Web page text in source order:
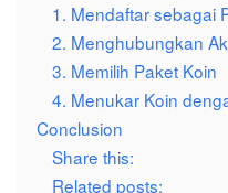
1. Mendaftar sebagai
2. Menghubungkan
3. Memilih Paket Koin
4. Menukar Koin
Conclusion
Share this:
Related posts: